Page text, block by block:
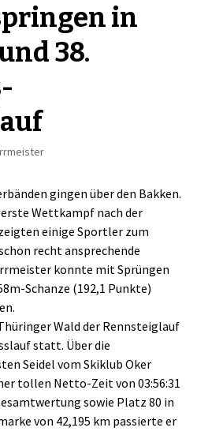
in
38.
gingen über den Bakken.
Wettkampf nach der
einige Sportler zum
recht ansprechende
konnte mit Sprüngen
Schanze (192,1 Punkte)
Wald der Rennsteiglauf
statt. Über die
Seidel vom Skiklub Oker
tollen Netto-Zeit von 03:56:31
sowie Platz 80 in
von 42,195 km passierte er